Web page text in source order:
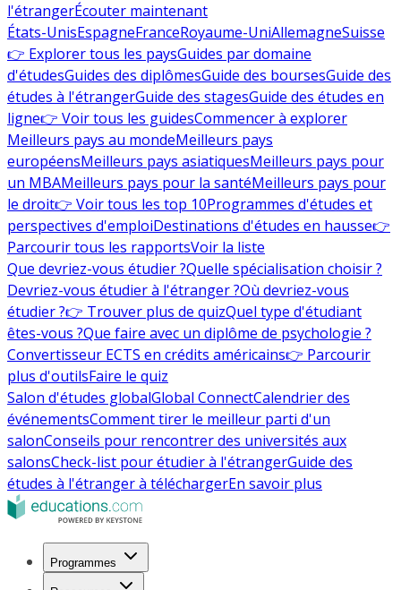
l'étrangerÉcouter maintenant
États-UnisEspagneFranceRoyaume-UniAllemagneSuisse
👉 Explorer tous les paysGuides par domaine
d'étudesGuides des diplômesGuide des boursesGuide des
études à l'étrangerGuide des stagesGuide des études en
ligne👉 Voir tous les guidesCommencer à explorer
Meilleurs pays au mondeMeilleurs pays
européensMeilleurs pays asiatiquesMeilleurs pays pour
un MBAMeilleurs pays pour la santéMeilleurs pays pour
le droit👉 Voir tous les top 10Programmes d'études et
perspectives d'emploiDestinations d'études en hausse👉
Parcourir tous les rapportsVoir la liste
Que devriez-vous étudier ?Quelle spécialisation choisir ?
Devriez-vous étudier à l'étranger ?Où devriez-vous
étudier ?👉 Trouver plus de quizQuel type d'étudiant
êtes-vous ?Que faire avec un diplôme de psychologie ?
Convertisseur ECTS en crédits américains👉 Parcourir
plus d'outilsFaire le quiz
Salon d'études globalGlobal ConnectCalendrier des
événementsComment tirer le meilleur parti d'un
salonConseils pour rencontrer des universités aux
salonsCheck-list pour étudier à l'étrangerGuide des
études à l'étranger à téléchargerEn savoir plus
Programmes